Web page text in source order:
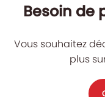
Besoin de
Vous souhaitez
plus